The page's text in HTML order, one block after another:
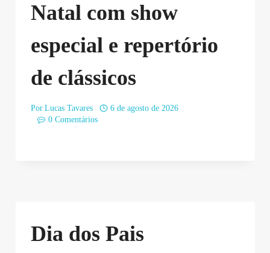
Natal com show
especial e repertório
de clássicos
Por Lucas Tavares
6 de agosto de 2026
0 Comentários
Dia dos Pais